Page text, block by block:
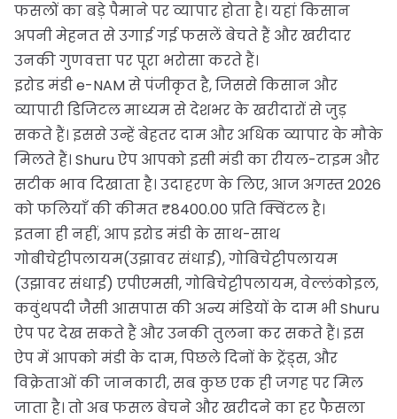
फसलों का बड़े पैमाने पर व्यापार होता है। यहां किसान
अपनी मेहनत से उगाई गई फसलें बेचते हैं और खरीदार
उनकी गुणवत्ता पर पूरा भरोसा करते हैं।
इरोड मंडी e-NAM से पंजीकृत है, जिससे किसान और
व्यापारी डिजिटल माध्यम से देशभर के खरीदारों से जुड़
सकते हैं। इससे उन्हें बेहतर दाम और अधिक व्यापार के मौके
मिलते हैं। Shuru ऐप आपको इसी मंडी का रीयल-टाइम और
सटीक भाव दिखाता है। उदाहरण के लिए, आज अगस्त 2026
को फलियाँ की कीमत ₹8400.00 प्रति क्विंटल है।
इतना ही नहीं, आप इरोड मंडी के साथ-साथ
गोबीचेट्टीपलायम(उझावर संधाई), गोबिचेट्टीपलायम
(उझावर संधाई) एपीएमसी, गोबिचेट्टीपलायम, वेल्लंकोइल,
कवुंथपदी जैसी आसपास की अन्य मंडियों के दाम भी Shuru
ऐप पर देख सकते हैं और उनकी तुलना कर सकते हैं। इस
ऐप में आपको मंडी के दाम, पिछले दिनों के ट्रेंड्स, और
विक्रेताओं की जानकारी, सब कुछ एक ही जगह पर मिल
जाता है। तो अब फसल बेचने और खरीदने का हर फैसला